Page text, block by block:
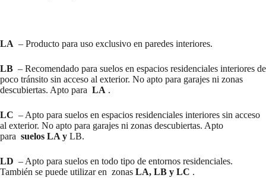
LA – Producto para uso exclusivo en paredes interiores.
LB – Recomendado para suelos en espacios residenciales interiores de
poco tránsito sin acceso al exterior. No apto para garajes ni zonas
descubiertas. Apto para LA .
LC – Apto para suelos en espacios residenciales interiores sin acceso
al exterior. No apto para garajes ni zonas descubiertas. Apto
para suelos LA y LB.
LD – Apto para suelos en todo tipo de entornos residenciales.
También se puede utilizar en zonas LA, LB y LC .